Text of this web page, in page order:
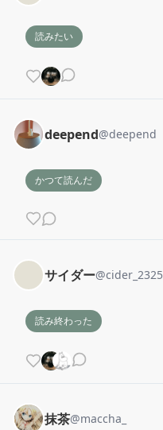
読みたい
deepend@deepend
かつて読んだ
サイダー@cider_2325
読み終わった
抹茶@maccha_